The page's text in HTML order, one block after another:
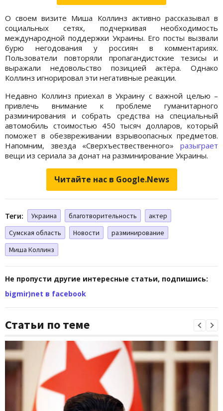
О своем визите Миша Коллинз активно рассказывал в
социальных сетях, подчеркивая необходимость
международной поддержки Украины. Его посты вызвали
бурю негодования у россиян в комментариях.
Пользователи повторяли пропагандистские тезисы и
выражали недовольство позицией актёра. Однако
Коллинз игнорировал эти негативные реакции.
Недавно Коллинз приехал в Украину с важной целью –
привлечь внимание к проблеме гуманитарного
разминирования и собрать средства на специальный
автомобиль стоимостью 450 тысяч долларов, который
поможет в обезвреживании взрывоопасных предметов.
Напомним, звезда «Сверхъествественного» разыграет
вещи из сериала за донат на разминирование Украины.
Читайте нас в Google.News
Теги: Украина благотворительность
актер
Сумская область
Новости
разминирование
Миша Коллинз
Не пропусти другие интересные статьи, подпишись:
bigmir)net в facebook
Статьи по теме